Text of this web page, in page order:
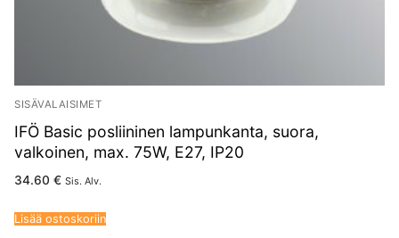
SISÄVALAISIMET
IFÖ Basic posliininen lampunkanta, suora,
valkoinen, max. 75W, E27, IP20
34.60 € Sis. Alv.
Lisää ostoskoriin